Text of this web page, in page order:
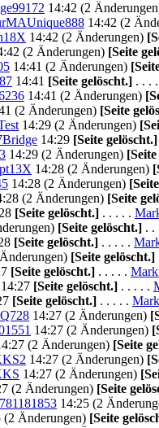
14:42 (2
14:42 (2
14:42 (2 Änderungen)
(2 Änderungen) [Seite
14:41 (2 Änderungen)
14:41 [Seite gelöscht.] . . .
14:41 (2 Änderungen)
(2 Änderungen) [Seite
14:29 (2 Änderungen)
14:29 [Seite gelöscht.]
14:29 (2 Änderungen)
14:28 (2 Änderungen)
14:28 (2 Änderungen)
(2 Änderungen) [Seite
[Seite gelöscht.] . . . . .
[Seite gelöscht.] . .
[Seite gelöscht.] . . . . .
[Seite gelöscht.]
[Seite gelöscht.] . . . . .
14:27 [Seite gelöscht.] . . . . .
[Seite gelöscht.] . . . . .
14:27 (2 Änderungen)
14:27 (2 Änderungen)
(2 Änderungen) [Seite
14:27 (2 Änderungen)
14:27 (2 Änderungen)
(2 Änderungen) [Seite
14:25 (2
(2 Änderungen) [Seite